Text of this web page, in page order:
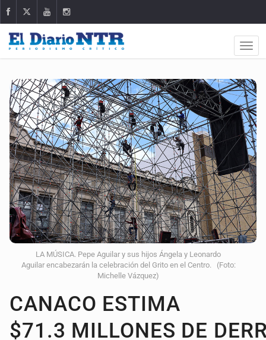
LA MÚSICA. Pepe Aguilar y sus hijos Ángela y Leonardo
Aguilar encabezarán la celebración del Grito en el Centro. (Foto:
Michelle Vázquez)
CANACO ESTIMA
$71.3 MILLONES DE